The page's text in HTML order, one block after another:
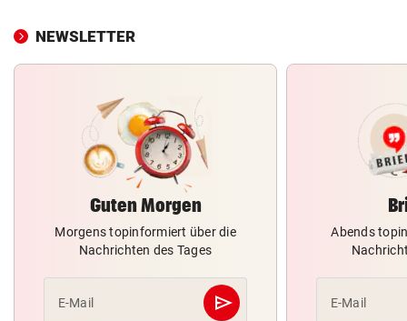
NEWSLETTER
Guten Morgen
Morgens topinformiert über die
Nachrichten des Tages
E-Mail send
Abschicken
Abends
E-Mail